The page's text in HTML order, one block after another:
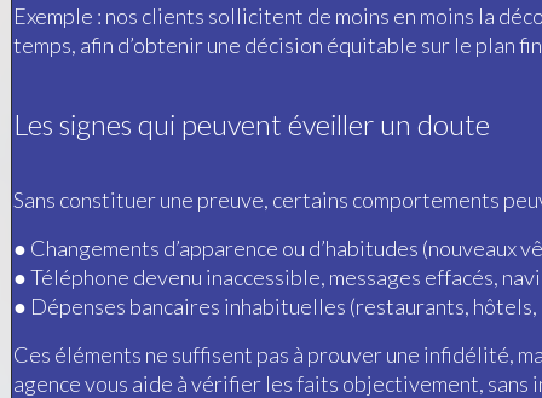
Exemple : nos clients sollicitent de moins en moins la
temps, afin d’obtenir une décision équitable sur le plan
Les signes qui peuvent éveiller un doute
Sans constituer une preuve, certains comportements
● Changements d’apparence ou d’habitudes
●Téléphone devenu inaccessible, messages effacés,
● Dépenses bancaires inhabituelles (restaurants, hôtels,
Ces éléments ne suffisent pas à prouver une infidélité,
agence vous aide à vérifier les faits objectivement,